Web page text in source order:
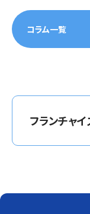
コラム一覧
フランチャ